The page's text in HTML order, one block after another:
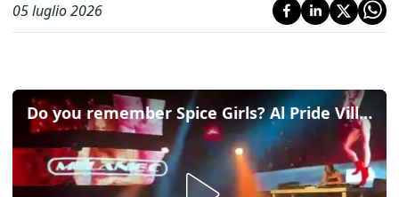
05 luglio 2026
Do you remember Spice Girls? Al Pride Village di Padova c'è il djset di Mel C